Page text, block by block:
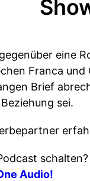
eine
Franca
Brief
sei.
schalten?
Audio!